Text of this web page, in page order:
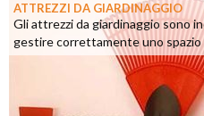
ATTREZZI DA GIARDINAGGIO
Gli attrezzi da giardinaggio sono
gestire correttamente uno spazio